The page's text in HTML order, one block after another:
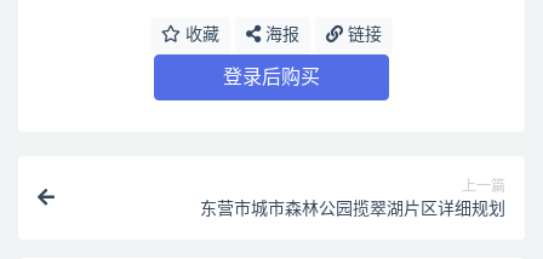
收藏 海报 链接
登录后购买
上一篇
东营市城市森林公园揽翠湖片区详细规划